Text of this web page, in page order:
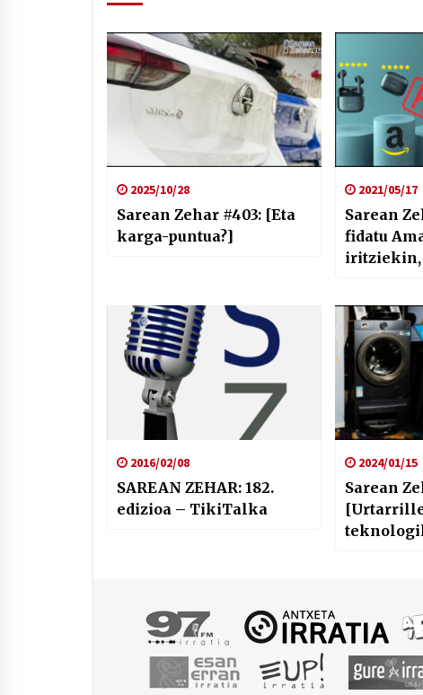
2025/10/28
Sarean Zehar #403: [Eta
karga-puntua?]
2021/05/17
Sarean
fidatu
iritziekin,
2016/02/08
SAREAN ZEHAR: 182.
edizioa – TikiTalka
2024/01/15
Sarean